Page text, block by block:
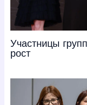
Участницы
рост